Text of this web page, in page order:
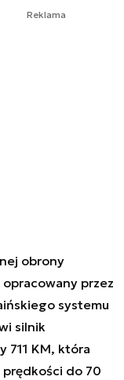
Reklama
obrony
przez
systemu
silnik
711 KM, która
prędkości do 70